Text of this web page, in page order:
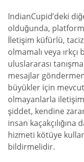
IndianCupid’deki
olduğunda,
İletişim küfürlü,
olmamalı veya
uluslararası
mesajlar
büyükler için
olmayanlarla
şiddet, kendine
insan kaçakçılığına
hizmeti kötüye
bildirmelidir.